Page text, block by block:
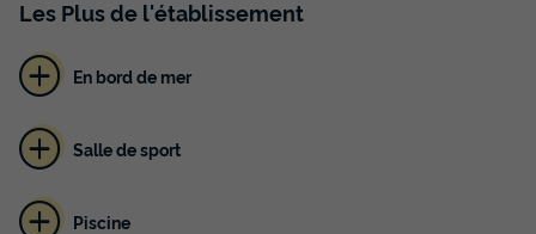
Les Plusde l'établissement
En bord de mer
Salle de sport
Piscine